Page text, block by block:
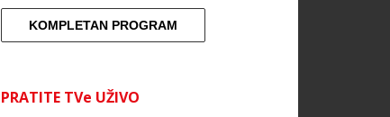
KOMPLETAN PROGRAM
PRATITE TVe UŽIVO